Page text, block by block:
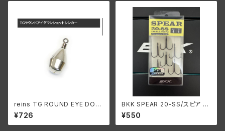
reins TG ROUND EYE DOW
N SHOT SINKER/レイン TG
ラウンドアイダウンショットシン
カー
¥726
BKK SPEAR 20-SS/スピア 2
0-SS/トレブルフック
¥550